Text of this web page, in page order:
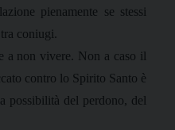
pienamente se stessi
coniugi.
a non vivere. Non a caso il
contro lo Spirito Santo è
possibilità del perdono, del